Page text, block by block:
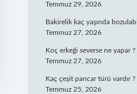
Temmuz 29, 2026
Bakirelik kaç yaşında
Temmuz 27, 2026
Koç erkeği severse ne yapar ?
Temmuz 27, 2026
Kaç çeşit pancar türü vardır ?
Temmuz 25, 2026